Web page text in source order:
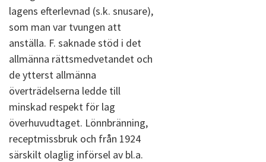
lagens efterlevnad (s.k. snusare),
som man var tvungen att
anställa. F. saknade stöd i det
allmänna rättsmedvetandet och
de ytterst allmänna
överträdelserna ledde till
minskad respekt för lag
överhuvudtaget. Lönnbränning,
receptmissbruk och från 1924
särskilt olaglig införsel av bl.a.